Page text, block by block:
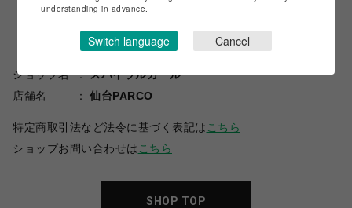
ショップ名
スパイラルガール
店舗名
仙台PARCO
特定商取引法など法令に基づく表記は こちら
ショップお問い合わせは こちら
SHOP TOP
understanding in advance.
Switch language Cancel